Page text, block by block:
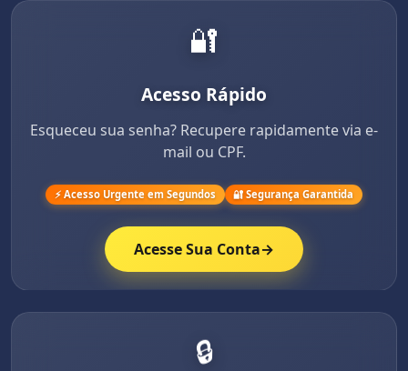
🔐
Acesso Rápido
Esqueceu sua senha? Recupere rapidamente via e-
mail ou CPF.
⚡ Acesso Urgente em Segundos 🔐 Segurança Garantida
Acesse Sua Conta→
🔒